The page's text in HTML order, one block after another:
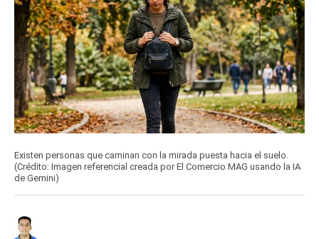
Existen personas que caminan con la mirada puesta hacia el suelo.
(Crédito: Imagen referencial creada por El Comercio MAG usando la IA
de Gemini)